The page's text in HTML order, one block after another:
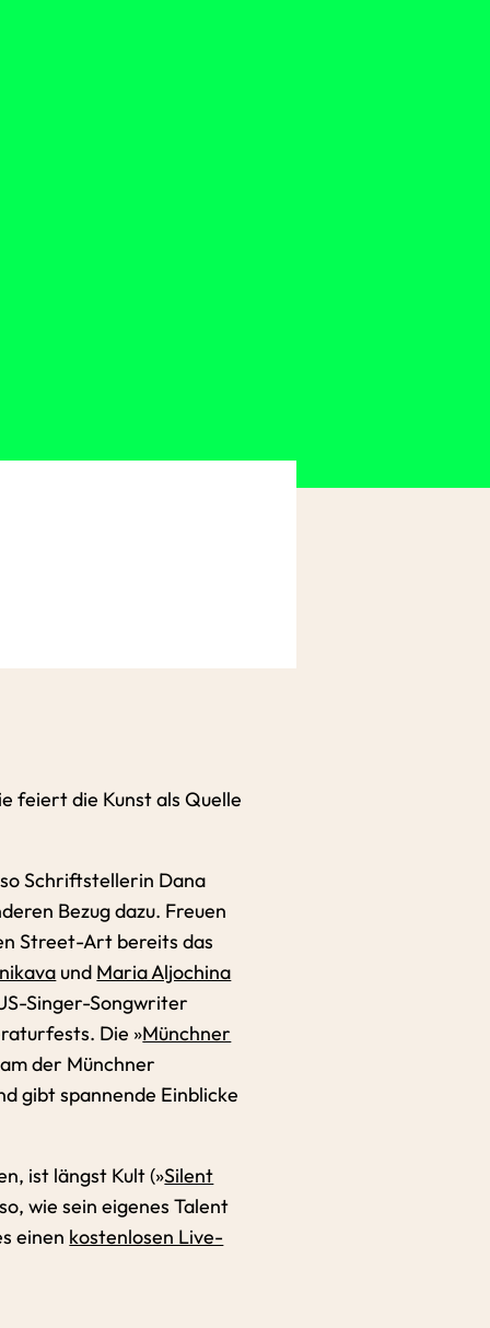
feiert die Kunst als Quelle
Schriftstellerin Dana
Bezug dazu. Freuen
Street-Art bereits das
und Maria Aljochina
Singer-Songwriter
Die »Münchner
der Münchner
gibt spannende Einblicke
ist längst Kult (»Silent
wie sein eigenes Talent
einen kostenlosen Live-